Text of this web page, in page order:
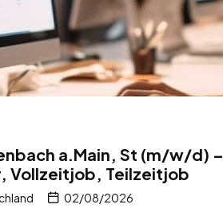
a.Main, St (m/w/d) –
Vollzeitjob, Teilzeitjob
02/08/2026